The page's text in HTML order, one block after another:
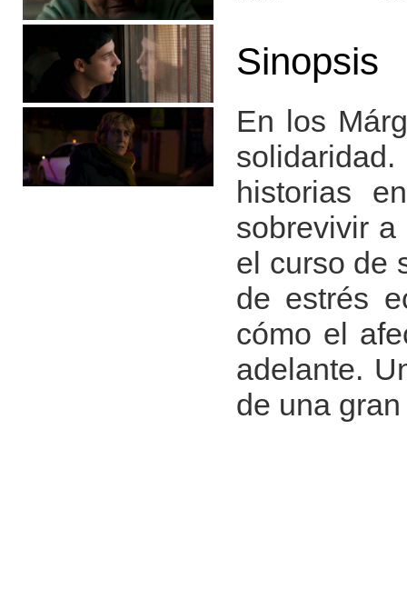
Sinopsis
En los
historias
sobrevivir
el curso de
de estrés
cómo el
adelante.
de una